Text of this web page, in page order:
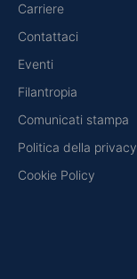
Carriere
Contattaci
Eventi
Filantropia
Comunicati stampa
Politica della privacy
Cookie Policy